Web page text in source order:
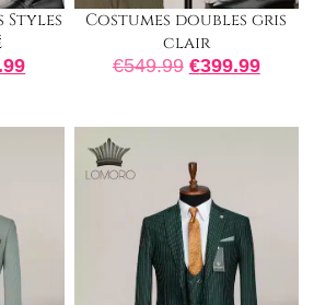
Styles
Costumes doubles gris
clair
€549.99 €399.99